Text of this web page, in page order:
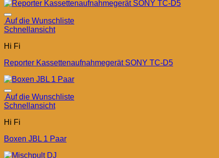
Auf die Wunschliste
Schnellansicht
Hi Fi
Reporter Kassettenaufnahmegerät SONY TC-D5
Auf die Wunschliste
Schnellansicht
Hi Fi
Boxen JBL 1 Paar